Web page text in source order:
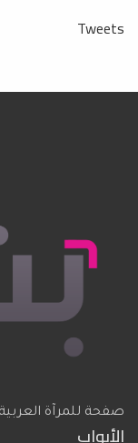
Tweets
صفحة للمرآة
الأبواب